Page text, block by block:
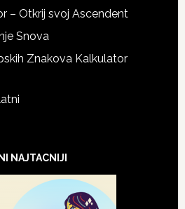
– Otkrij svoj Ascendent
Snova
Znakova Kalkulator
NAJTACNIJI